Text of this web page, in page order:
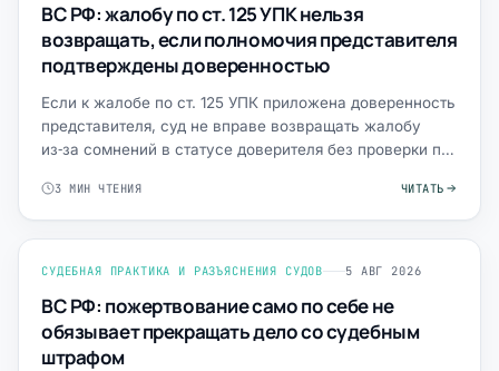
ВС РФ: жалобу по ст. 125 УПК нельзя
возвращать, если полномочия представителя
подтверждены доверенностью
Если к жалобе по ст. 125 УПК приложена доверенность
представителя, суд не вправе возвращать жалобу
из‑за сомнений в статусе доверителя без проверки по
3 МИН ЧТЕНИЯ ЧИТАТЬ
СУДЕБНАЯ ПРАКТИКА И РАЗЪЯСНЕНИЯ СУДОВ 5 АВГ 2026
ВС РФ: пожертвование само по себе не
обязывает прекращать дело со судебным
штрафом